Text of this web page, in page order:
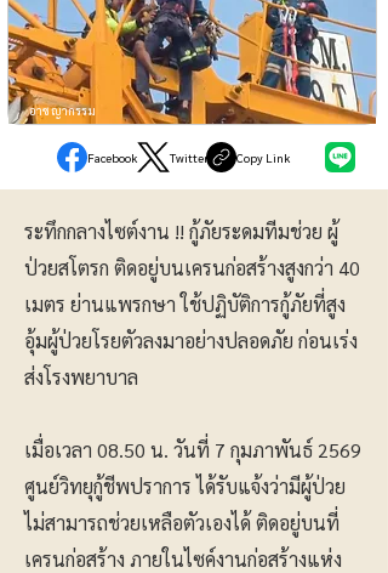
อาชญากรรม
Facebook Twitter Copy Link
ระทึกกลางไซต์งาน !! กู้ภัยระดมทีมช่วย ผู้
ป่วยสโตรก ติดอยู่บนเครนก่อสร้างสูงกว่า 40
เมตร ย่านแพรกษา ใช้ปฏิบัติการกู้ภัยที่สูง
อุ้มผู้ป่วยโรยตัวลงมาอย่างปลอดภัย ก่อนเร่ง
ส่งโรงพยาบาล
เมื่อเวลา 08.50 น. วันที่ 7 กุมภาพันธ์ 2569
ศูนย์วิทยุกู้ชีพปราการ ได้รับแจ้งว่ามีผู้ป่วย
ไม่สามารถช่วยเหลือตัวเองได้ ติดอยู่บนที่
เครนก่อสร้าง ภายในไซค์งานก่อสร้างแห่ง